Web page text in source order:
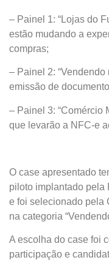
– Painel 1: “Lojas do
estão mudando a
compras;
– Painel 2:
emissão de
– Painel 3: “Comércio
que levarão a NFC-e
O case apresentado
piloto implantado pela
e foi selecionado pela
na categoria
A escolha do case foi
participação e